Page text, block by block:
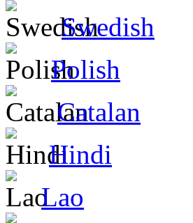
Swedish
Polish
Catalan
Hindi
Lao